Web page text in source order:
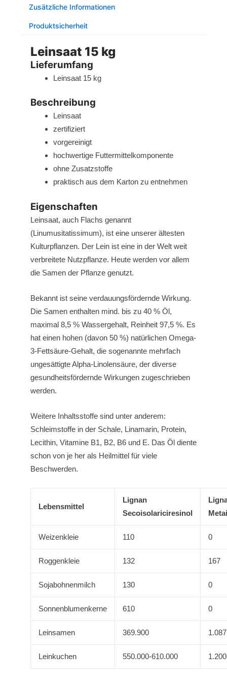
Zusätzliche Informationen
Produktsicherheit
Leinsaat 15 kg
Lieferumfang
Leinsaat 15 kg
Beschreibung
Leinsaat
zertifiziert
vorgereinigt
hochwertige Futtermittelkomponente
ohne Zusatzstoffe
praktisch aus dem Karton zu entnehmen
Eigenschaften
Leinsaat, auch Flachs genannt
(Linumusitatissimum), ist eine unserer ältesten
Kulturpflanzen. Der Lein ist eine in der Welt weit
verbreitete Nutzpflanze. Heute werden vor allem
die Samen der Pflanze genutzt.
Bekannt ist seine verdauungsfördernde Wirkung.
Die Samen enthalten mind. bis zu 40 % Öl,
maximal 8,5 % Wassergehalt, Reinheit 97,5 %. Es
hat einen hohen (davon 50 %) natürlichen Omega-
3-Fettsäure-Gehalt, die sogenannte mehrfach
ungesättigte Alpha-Linolensäure, der diverse
gesundheitsfördernde Wirkungen zugeschrieben
werden.
Weitere Inhaltsstoffe sind unter anderem:
Schleimstoffe in der Schale, Linamarin, Protein,
Lecithin, Vitamine B1, B2, B6 und E. Das Öl diente
schon von je her als Heilmittel für viele
Beschwerden.
Lebensmittel
Lignan
Secoisolariciresinol
Weizenkleie 110 0
Roggenkleie 132 167
Sojabohnenmilch 130 0
Sonnenblumenkerne 610 0
Leinsamen 369.900 1.087
Leinkuchen 550.000-610.000